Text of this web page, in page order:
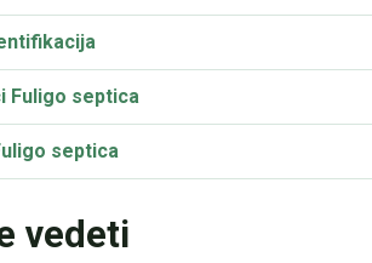
Fuligo septica
septica
vedeti